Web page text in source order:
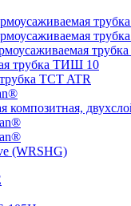
трубка ТИШ 10
TCT ATR
композитная,
(WRSHG)